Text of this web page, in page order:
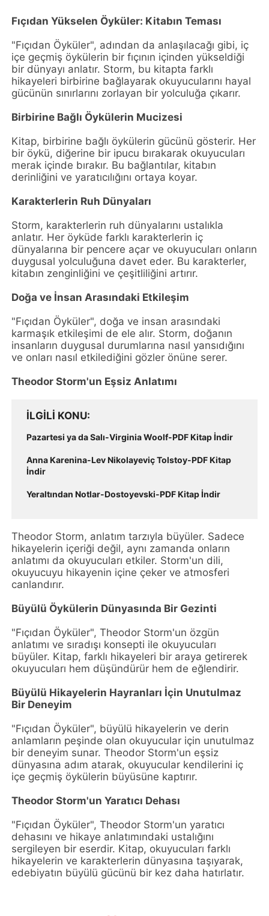
Fıçıdan Yükselen Öyküler: Kitabın Teması
"Fıçıdan Öyküler", adından da anlaşılacağı gibi, iç
içe geçmiş öykülerin bir fıçının içinden yükseldiği
bir dünyayı anlatır. Storm, bu kitapta farklı
hikayeleri birbirine bağlayarak okuyucularını hayal
gücünün sınırlarını zorlayan bir yolculuğa çıkarır.
Birbirine Bağlı Öykülerin Mucizesi
Kitap, birbirine bağlı öykülerin gücünü gösterir. Her
bir öykü, diğerine bir ipucu bırakarak okuyucuları
merak içinde bırakır. Bu bağlantılar, kitabın
derinliğini ve yaratıcılığını ortaya koyar.
Karakterlerin Ruh Dünyaları
Storm, karakterlerin ruh dünyalarını ustalıkla
anlatır. Her öyküde farklı karakterlerin iç
dünyalarına bir pencere açar ve okuyucuları onların
duygusal yolculuğuna davet eder. Bu karakterler,
kitabın zenginliğini ve çeşitliliğini artırır.
Doğa ve İnsan Arasındaki Etkileşim
"Fıçıdan Öyküler", doğa ve insan arasındaki
karmaşık etkileşimi de ele alır. Storm, doğanın
insanların duygusal durumlarına nasıl yansıdığını
ve onları nasıl etkilediğini gözler önüne serer.
Theodor Storm'un Eşsiz Anlatımı
İLGILI KONU
Pazartesi ya da Salı-Virginia Woolf-PDF Kitap İndir
Anna Karenina-Lev Nikolayeviç Tolstoy-PDF Kitap
İndir
Yeraltından Notlar-Dostoyevski-PDF Kitap İndir
Theodor Storm, anlatım tarzıyla büyüler. Sadece
hikayelerin içeriği değil, aynı zamanda onların
anlatımı da okuyucuları etkiler. Storm'un dili,
okuyucuyu hikayenin içine çeker ve atmosferi
canlandırır.
Büyülü Öykülerin Dünyasında Bir Gezinti
"Fıçıdan Öyküler", Theodor Storm'un özgün
anlatımı ve sıradışı konsepti ile okuyucuları
büyüler. Kitap, farklı hikayeleri bir araya getirerek
okuyucuları hem düşündürür hem de eğlendirir.
Büyülü Hikayelerin Hayranları İçin Unutulmaz
Bir Deneyim
"Fıçıdan Öyküler", büyülü hikayelerin ve derin
anlamların peşinde olan okuyucular için unutulmaz
bir deneyim sunar. Theodor Storm'un eşsiz
dünyasına adım atarak, okuyucular kendilerini iç
içe geçmiş öykülerin büyüsüne kaptırır.
Theodor Storm'un Yaratıcı Dehası
"Fıçıdan Öyküler", Theodor Storm'un yaratıcı
dehasını ve hikaye anlatımındaki ustalığını
sergileyen bir eserdir. Kitap, okuyucuları farklı
hikayelerin ve karakterlerin dünyasına taşıyarak,
edebiyatın büyülü gücünü bir kez daha hatırlatır.